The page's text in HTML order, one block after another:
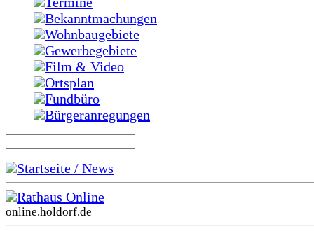
Bekanntmachungen
Wohnbaugebiete
Gewerbegebiete
Film & Video
Ortsplan
Fundbüro
Bürgeranregungen
Startseite / News
Rathaus Online
online.holdorf.de